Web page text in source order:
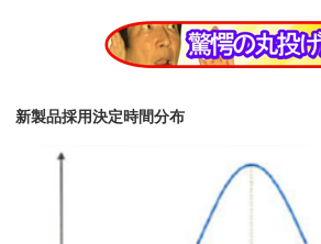
新製品採用決定時間分布